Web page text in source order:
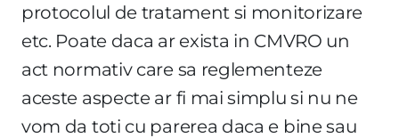
protocolul de tratament si monitorizare
etc. Poate daca ar exista in CMVRO un
act normativ care sa reglementeze
aceste aspecte ar fi mai simplu si nu ne
vom da toti cu parerea daca e bine sau